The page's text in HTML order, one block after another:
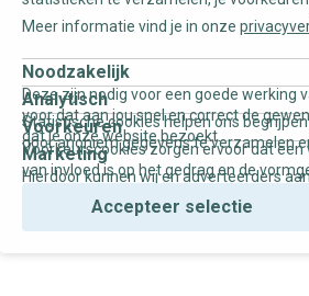
Meer informatie vind je in onze
Noodzakelijk
Deze zijn nodig voor een goede werking
voor dat aan jou snel en correct de
dat je onze website bezoekt.
Analytisch
Statistische cookies helpen ons
door anoniem gegevens te verzamelen
Voorkeuren
Voorkeurscookies zorgen ervoor dat
van invloed is op het gedrag en de
Marketing
Hierdoor kunnen wij en adverteerders
gepersonaliseerde online advertenties
Accepteer selectie